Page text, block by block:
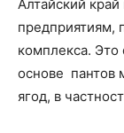
Алтайский
предприятиям,
комплекса. Это
основе пантов
ягод, в